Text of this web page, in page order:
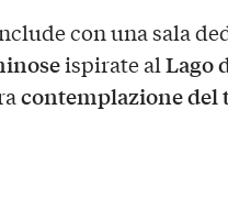
con una sala
ispirate alLago
contemplazione del